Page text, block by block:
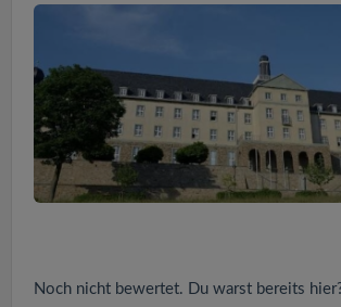
Noch nicht bewertet. Du warst bereits